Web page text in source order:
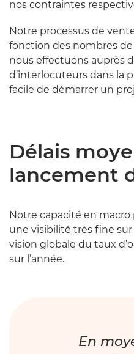
nos contraintes
Notre processus de
fonction des nombres
nous effectuons auprès
d’interlocuteurs dans la
facile de démarrer un
Délais
lancement
Notre capacité en
une visibilité très fine
vision globale du taux
sur l’année.
En